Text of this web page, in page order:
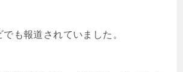
も報道されていました。